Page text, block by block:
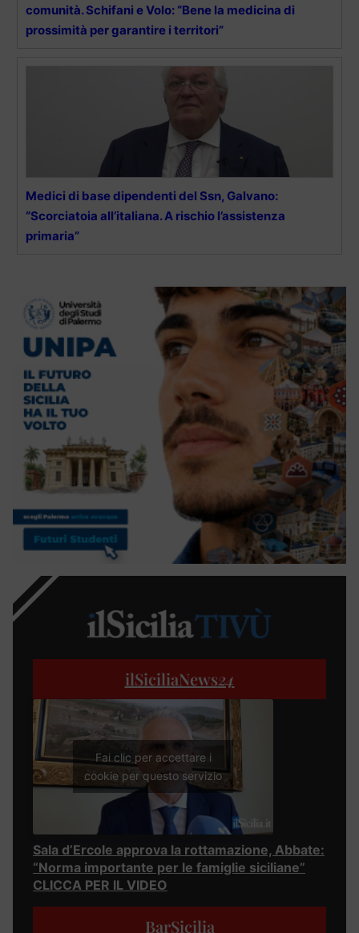
comunità. Schifani e Volo: “Bene la medicina di
prossimità per garantire i territori”
Medici di base dipendenti del Ssn, Galvano:
“Scorciatoia all’italiana. A rischio l’assistenza
primaria”
ilSiciliaNews24
Fai clic per accettare i
cookie per questo servizio
Sala d’Ercole approva la rottamazione, Abbate:
“Norma importante per le famiglie siciliane”
CLICCA PER IL VIDEO
BarSicilia